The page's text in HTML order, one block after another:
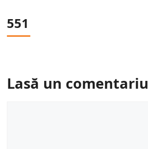
551
Lasă un comentariu